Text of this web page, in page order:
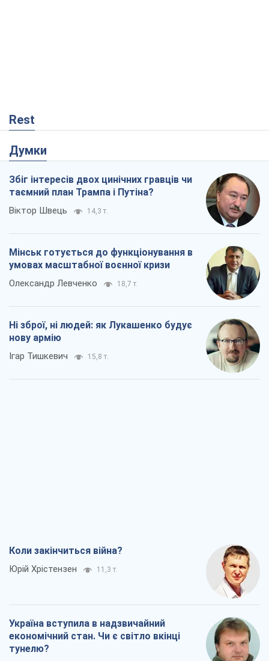
Rest
Думки
Збіг інтересів двох цинічних гравців чи
таємний план Трампа і Путіна?
Віктор Швець 14,3 т.
Мінськ готується до функціонування в
умовах масштабної воєнної кризи
Олександр Левченко 18,7 т.
Ні зброї, ні людей: як Лукашенко будує
нову армію
Ігар Тишкевич 15,8 т.
Коли закінчиться війна?
Юрій Хрістензен 11,3 т.
Україна вступила в надзвичайний
економічний стан. Чи є світло вкінці
тунелю?